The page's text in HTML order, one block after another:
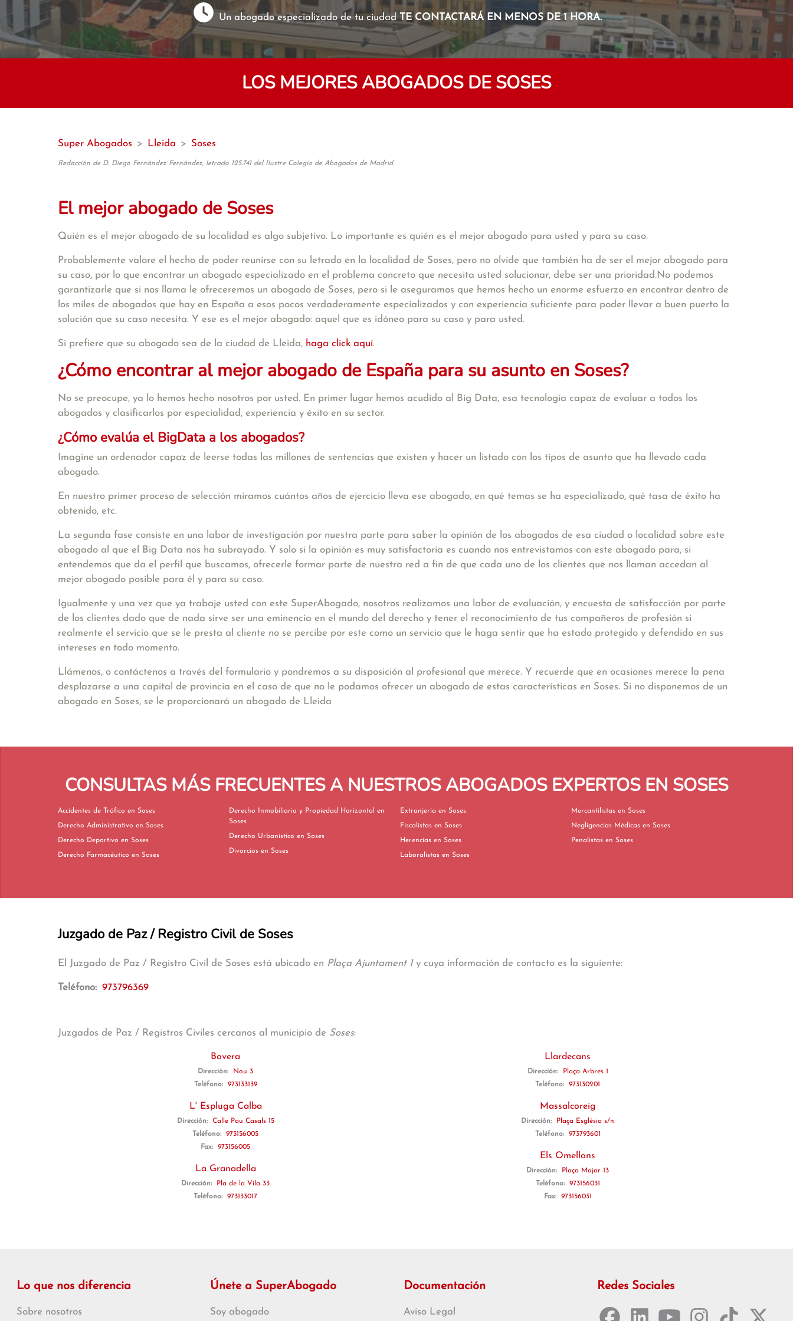
Un abogado especializado de tu ciudadTE CONTACTARÁ EN MENOS DE 1 HORA.
LOS MEJORES ABOGADOS DE SOSES
Super Abogados > Lleida > Soses
Redacción de D. Diego Fernández Fernández, letrado 125.741 del Ilustre Colegio de Abogados de Madrid.
El mejor abogado de Soses
Quién es el mejor abogado de su localidad es algo subjetivo. Lo importante es quién es el mejor abogado para usted y para su caso.
Probablemente valore el hecho de poder reunirse con su letrado en la localidad de Soses, pero no olvide que también ha de ser el mejor abogado para
su caso, por lo que encontrar un abogado especializado en el problema concreto que necesita usted solucionar, debe ser una prioridad.No podemos
garantizarle que si nos llama le ofreceremos un abogado de Soses, pero si le aseguramos que hemos hecho un enorme esfuerzo en encontrar dentro de
los miles de abogados que hay en España a esos pocos verdaderamente especializados y con experiencia suficiente para poder llevar a buen puerto la
solución que su caso necesita. Y ese es el mejor abogado: aquel que es idóneo para su caso y para usted.
Si prefiere que su abogado sea de la ciudad de Lleida, haga click aquí.
¿Cómo encontrar al mejor abogado de España para su asunto en Soses?
No se preocupe, ya lo hemos hecho nosotros por usted. En primer lugar hemos acudido al Big Data, esa tecnología capaz de evaluar a todos los
abogados y clasificarlos por especialidad, experiencia y éxito en su sector.
¿Cómo evalúa el BigData a los abogados?
Imagine un ordenador capaz de leerse todas las millones de sentencias que existen y hacer un listado con los tipos de asunto que ha llevado cada
abogado.
En nuestro primer proceso de selección miramos cuántos años de ejercicio lleva ese abogado, en qué temas se ha especializado, qué tasa de éxito ha
obtenido, etc.
La segunda fase consiste en una labor de investigación por nuestra parte para saber la opinión de los abogados de esa ciudad o localidad sobre este
abogado al que el Big Data nos ha subrayado. Y solo si la opinión es muy satisfactoria es cuando nos entrevistamos con este abogado para, si
entendemos que da el perfil que buscamos, ofrecerle formar parte de nuestra red a fin de que cada uno de los clientes que nos llaman accedan al
mejor abogado posible para él y para su caso.
Igualmente y una vez que ya trabaje usted con este SuperAbogado, nosotros realizamos una labor de evaluación, y encuesta de satisfacción por parte
de los clientes dado que de nada sirve ser una eminencia en el mundo del derecho y tener el reconocimiento de tus compañeros de profesión si
realmente el servicio que se le presta al cliente no se percibe por este como un servicio que le haga sentir que ha estado protegido y defendido en sus
intereses en todo momento.
Llámenos, o contáctenos a través del formulario y pondremos a su disposición al profesional que merece. Y recuerde que en ocasiones merece la pena
desplazarse a una capital de provincia en el caso de que no le podamos ofrecer un abogado de estas características en Soses. Si no disponemos de un
abogado en Soses, se le proporcionará un abogado de Lleida
CONSULTAS MÁS FRECUENTES A NUESTROS ABOGADOS EXPERTOS EN SOSES
Accidentes de Tráfico en Soses
Derecho Administrativo en Soses
Derecho Deportivo en Soses
Derecho Farmacéutico en Soses
Derecho Inmobiliario y Propiedad Horizontal en
Soses
Derecho Urbanístico en Soses
Divorcios en Soses
Extranjería en Soses
Fiscalistas en Soses
Herencias en Soses
Laboralistas en Soses
Mercantilistas en Soses
Negligencias Médicas en Soses
Penalistas en Soses
Juzgado de Paz / Registro Civil de Soses
El Juzgado de Paz / Registro Civil de Soses está ubicado en Plaça Ajuntament 1y cuya información de contacto es la siguiente:
Teléfono: 973796369
Juzgados de Paz / Registros Civiles cercanos al municipio de Soses:
Bovera
Dirección:
Nou 3
Teléfono:
973133139
L' Espluga Calba
Dirección:
Calle Pau Casals 15
Teléfono:
973156005
Fax:
973156005
La Granadella
Dirección:
Pla de la Vila 33
Teléfono:
973133017
Llardecans
Dirección:
Plaça Arbres 1
Teléfono:
973130201
Massalcoreig
Dirección:
Plaça Església s/n
Teléfono:
973793601
Els Omellons
Dirección:
Plaça Major 13
Teléfono:
973156031
Fax:
973156031
Lo que nos diferencia
Sobre nosotros
Únete a SuperAbogado
Soy abogado
Documentación
Aviso Legal
Redes Sociales